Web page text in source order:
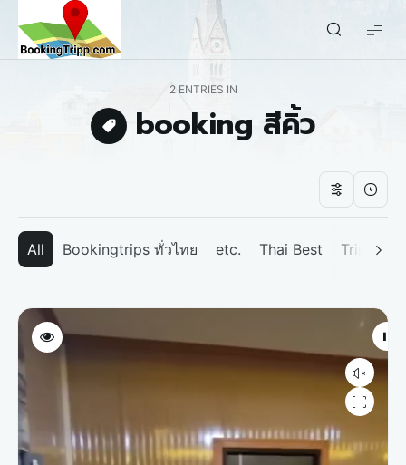
bookingtripp.com
2 ENTRIES IN
booking สีคิ้ว
All Bookingtrips ทั่วไทย etc. Thai Best Tripp